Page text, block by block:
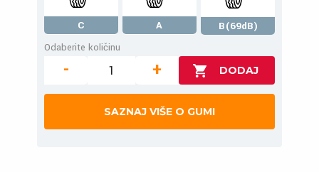
C A
B(69dB)
Odaberite količinu
- +
SAZNAJ VIŠE O GUMI